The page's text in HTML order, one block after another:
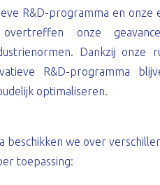
R&D-programma en
overtreffen onze
Dankzij onze
R&D-programma
optimaliseren.
beschikken we over
toepassing: